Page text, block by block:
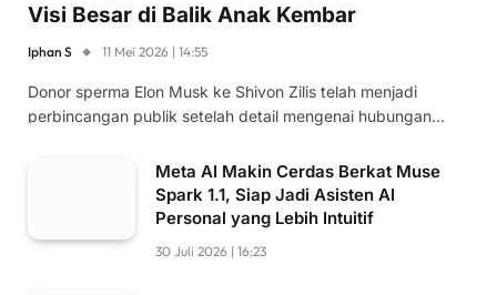
Visi Besar di Balik Anak Kembar
Iphan S 11 Mei 2026 | 14:55
Donor sperma Elon Musk ke Shivon Zilis telah menjadi
perbincangan publik setelah detail mengenai hubungan…
Meta AI Makin Cerdas Berkat Muse
Spark 1.1, Siap Jadi Asisten AI
Personal yang Lebih Intuitif
30 Juli 2026 | 16:23